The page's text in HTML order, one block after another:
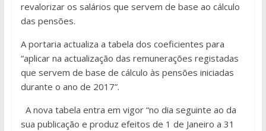
revalorizar os salários que servem de base ao cálculo
das pensões.
A portaria actualiza a tabela dos coeficientes para
“aplicar na actualização das remunerações registadas
que servem de base de cálculo às pensões iniciadas
durante o ano de 2017”.
A nova tabela entra em vigor “no dia seguinte ao da
sua publicação e produz efeitos de 1 de Janeiro a 31